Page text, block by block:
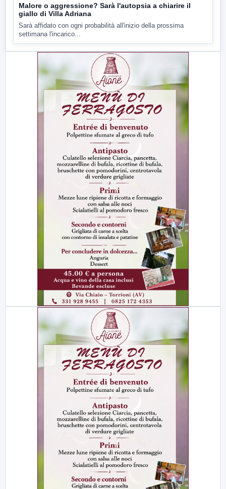
Malore o aggressione? Sarà l'autopsia a chiarire il
giallo di Villa Adriana
Sarà affidato con ogni probabilità all'inizio della prossima
settimana l'incarico...